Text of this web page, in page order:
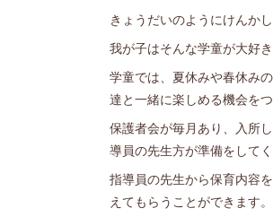
きょうだいのようにけんか
我が子はそんな学童が大好き
学童では、夏休みや春休み
達と一緒に楽しめる機会を
保護者会が毎月あり、入所
導員の先生方が準備をして
指導員の先生から保育内容
えてもらうことができます。